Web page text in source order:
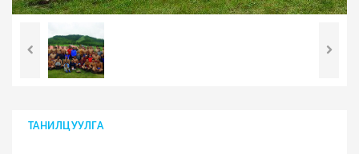
ТАНИЛЦУУЛГА